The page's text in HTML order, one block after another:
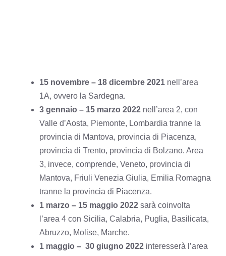
15 novembre – 18 dicembre 2021 nell’area
1A, ovvero la Sardegna.
3 gennaio – 15 marzo 2022 nell’area 2, con
Valle d’Aosta, Piemonte, Lombardia tranne la
provincia di Mantova, provincia di Piacenza,
provincia di Trento, provincia di Bolzano. Area
3, invece, comprende, Veneto, provincia di
Mantova, Friuli Venezia Giulia, Emilia Romagna
tranne la provincia di Piacenza.
1 marzo – 15 maggio 2022 sarà coinvolta
l’area 4 con Sicilia, Calabria, Puglia, Basilicata,
Abruzzo, Molise, Marche.
1 maggio – 30 giugno 2022 interesserà l’area